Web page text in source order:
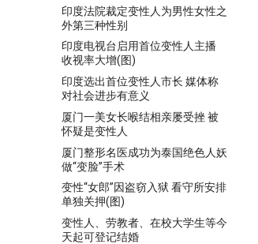
印度法院裁定变性人为男性女性之
外第三种性别
印度电视台启用首位变性人主播
收视率大增(图)
印度选出首位变性人市长 媒体称
对社会进步有意义
厦门一美女长喉结相亲屡受挫 被
怀疑是变性人
厦门整形名医成功为泰国绝色人妖
做“变脸”手术
变性“女郎”因盗窃入狱 看守所安排
单独关押(图)
变性人、劳教者、在校大学生等今
天起可登记结婚